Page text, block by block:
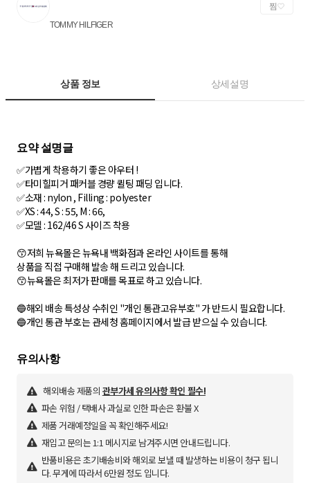
TOMMY HILFIGER
찜
상품 정보 상세설명
요약 설명글
✅가볍게 착용하기 좋은 아우터 !
✅타미힐피거 패커블 경량 퀼팅 패딩 입니다.
✅소재 : nylon , Filling : polyester
✅XS : 44, S : 55, M : 66,
✅모델 : 162/46 S 사이즈 착용
😙저희 뉴욕몰은 뉴욕내 백화점과 온라인 사이트를 통해
상품을 직접 구매해 발송 해 드리고 있습니다.
😙뉴욕몰은 최저가 판매를 목표로 하고 있습니다.
🔵해외 배송 특성상 수취인 "개인 통관고유부호" 가 반드시 필요합니다.
🔵개인 통관 부호는 관세청 홈페이지에서 발급 받으실 수 있습니다.
유의사항
해외배송 제품의 관부가세 유의사항 확인 필수!
파손 위험 / 택배사 과실로 인한 파손은 환불 X
제품 거래예정일을 꼭 확인해주세요!
재입고 문의는 1:1 메시지로 남겨주시면 안내드립니다.
반품비용은 초기배송비와 해외로 보낼 때 발생하는 비용이 청구 됩니
다. 무게에 따라서 6만원 정도 입니다.